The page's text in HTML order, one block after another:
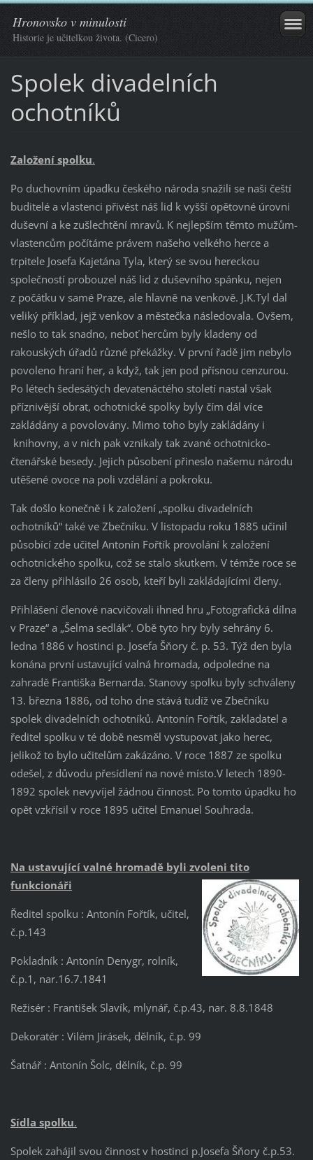
Hronovsko v minulosti
Historie je učitelkou života. (Cicero)
Spolek divadelních
ochotníků
Založení spolku.
Po duchovním úpadku českého národa snažili se naši čeští
buditelé a vlastenci přivést náš lid k vyšší opětovné úrovni
duševní a ke zušlechtění mravů. K nejlepším těmto mužům-
vlastencům počítáme právem našeho velkého herce a
trpitele Josefa Kajetána Tyla, který se svou hereckou
společností probouzel náš lid z duševního spánku, nejen
z počátku v samé Praze, ale hlavně na venkově. J.K.Tyl dal
veliký příklad, jejž venkov a městečka následovala. Ovšem,
nešlo to tak snadno, neboť hercům byly kladeny od
rakouských úřadů různé překážky. V první řadě jim nebylo
povoleno hraní her, a když, tak jen pod přísnou cenzurou.
Po létech šedesátých devatenáctého století nastal však
příznivější obrat, ochotnické spolky byly čím dál více
zakládány a povolovány. Mimo toho byly zakládány i
knihovny, a v nich pak vznikaly tak zvané ochotnicko-
čtenářské besedy. Jejich působení přineslo našemu národu
utěšené ovoce na poli vzdělání a pokroku.
Tak došlo konečně i k založení „spolku divadelních
ochotníků“ také ve Zbečníku. V listopadu roku 1885 učinil
působící zde učitel Antonín Fořtík provolání k založení
ochotnického spolku, což se stalo skutkem. V témže roce se
za členy přihlásilo 26 osob, kteří byli zakládajícími členy.
Přihlášení členové nacvičovali ihned hru „Fotografická dílna
v Praze“ a „Šelma sedlák“. Obě tyto hry byly sehrány 6.
ledna 1886 v hostinci p. Josefa Šňory č. p. 53. Týž den byla
konána první ustavující valná hromada, odpoledne na
zahradě Františka Bernarda. Stanovy spolku byly schváleny
13. března 1886, od toho dne stává tudíž ve Zbečníku
spolek divadelních ochotníků. Antonín Fořtík, zakladatel a
ředitel spolku v té době nesměl vystupovat jako herec,
jelikož to bylo učitelům zakázáno. V roce 1887 ze spolku
odešel, z důvodu přesídlení na nové místo.V letech 1890-
1892 spolek nevyvíjel žádnou činnost. Po tomto úpadku ho
opět vzkřísil v roce 1895 učitel Emanuel Souhrada.
Na ustavující valné hromadě byli zvoleni tito
funkcionáři
Ředitel spolku : Antonín Fořtík, učitel,
č.p.143
Pokladník : Antonín Denygr, rolník,
č.p.1, nar.16.7.1841
Režisér : František Slavík, mlynář, č.p.43, nar. 8.8.1848
Dekoratér : Vilém Jirásek, dělník, č.p. 99
Šatnář : Antonín Šolc, dělník, č.p. 99
Sídla spolku.
Spolek zahájil svou činnost v hostinci p.Josefa Šňory č.p.53.